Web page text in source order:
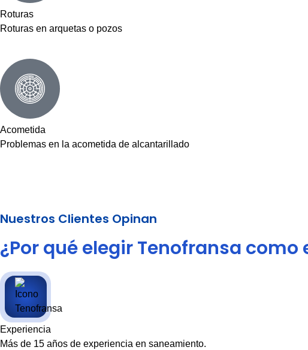
Roturas
Roturas en arquetas o pozos
Acometida
Problemas en la acometida de alcantarillado
Nuestros Clientes Opinan
¿Por qué elegir Tenofransa
Experiencia
Más de 15 años de experiencia en saneamiento.